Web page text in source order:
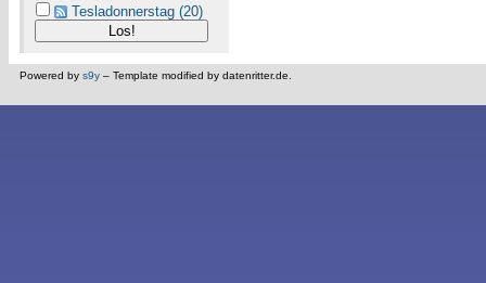
Tesladonnerstag (20)
Powered by s9y – Template modified by datenritter.de.